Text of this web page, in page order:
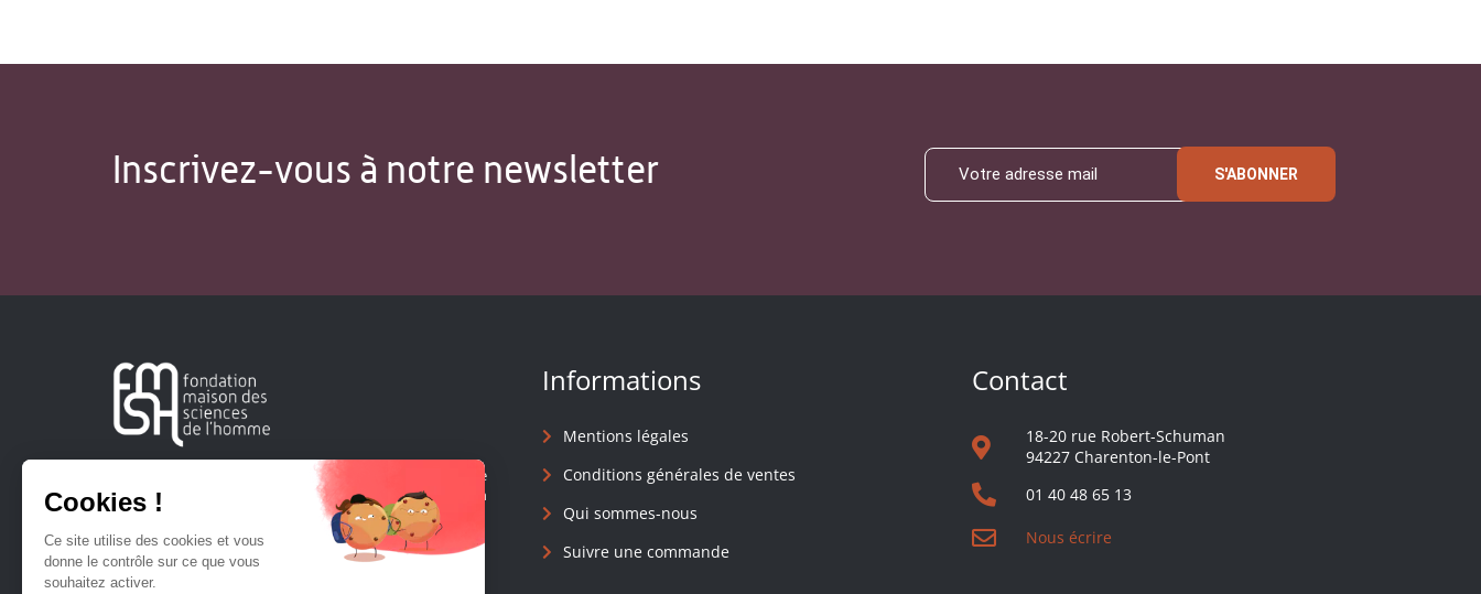
Inscrivez-vous à notre newsletter S'ABONNER
Créée en 1963, la Fondation Maison Sciences de l'Homme
soutient la recherche et la diffusion des connaissances en
sciences humaines et sociales.
Informations
Mentions légales
Conditions générales de ventes
Qui sommes-nous
Suivre une commande
Contact
18-20 rue Robert-Schuman
94227 Charenton-le-Pont
01 40 48 65 13
Nous écrire